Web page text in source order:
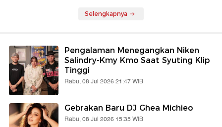
Selengkapnya
Pengalaman Menegangkan Niken
Salindry-Kmy Kmo Saat Syuting Klip
Tinggi
Rabu, 08 Jul 2026 21:47 WIB
Gebrakan Baru DJ Ghea Michieo
Rabu, 08 Jul 2026 15:35 WIB